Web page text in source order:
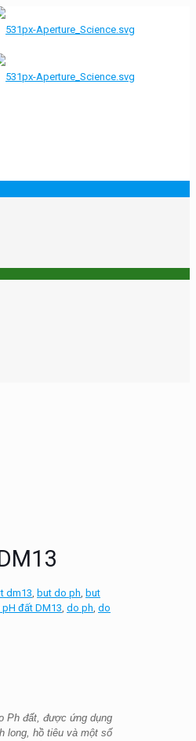
dm13, but do ph, but
đất DM13, do ph, do
Ph đất, được ứng dụng
long, hồ tiêu và một số